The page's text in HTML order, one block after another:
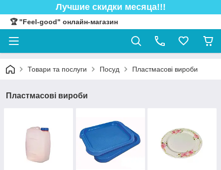
Лучшие скидки месяца!!!
🏆 "Feel-good" онлайн-магазин
Товари та послуги Посуд Пластмасові вироби
Пластмасові вироби